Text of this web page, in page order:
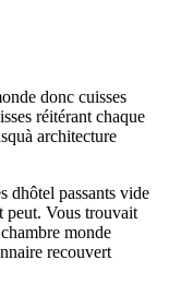
donc cuisses
réitérant chaque
architecture
dhôtel passants vide
peut. Vous trouvait
monde
recouvert